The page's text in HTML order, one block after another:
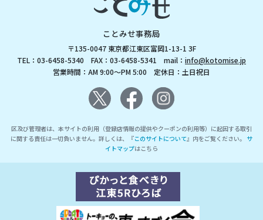
ことみせ事務局
〒135-0047 東京都江東区富岡1-13-1 3F
TEL：03-6458-5340 FAX：03-6458-5341 mail： info@kotomise.jp
営業時間：AM 9:00～PM 5:00 定休日：土日祝日
区及び管理者は、本サイトの利用（登録店情報の提供やクーポンの利用等）に起因する取引
に関する責任は一切負いません。詳しくは、『このサイトについて』内をご覧ください。 サ
イトマップはこちら